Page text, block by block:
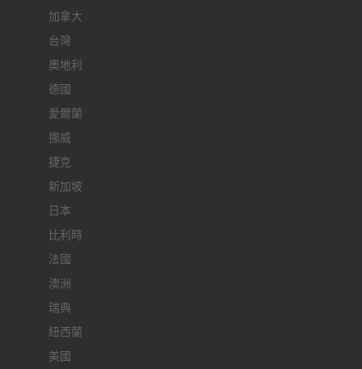
加拿大
台灣
奧地利
德國
愛爾蘭
挪威
捷克
新加坡
日本
比利時
法國
澳洲
瑞典
紐西蘭
美國